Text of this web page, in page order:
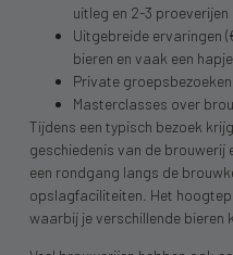
uitleg en 2-3 proeverijen
Uitgebreide ervaringen
bieren en vaak een
Private
Masterclasses over
Tijdens een typisch bezoek
geschiedenis van de
een rondgang langs de
opslagfaciliteiten. Het
waarbij je verschillende bieren